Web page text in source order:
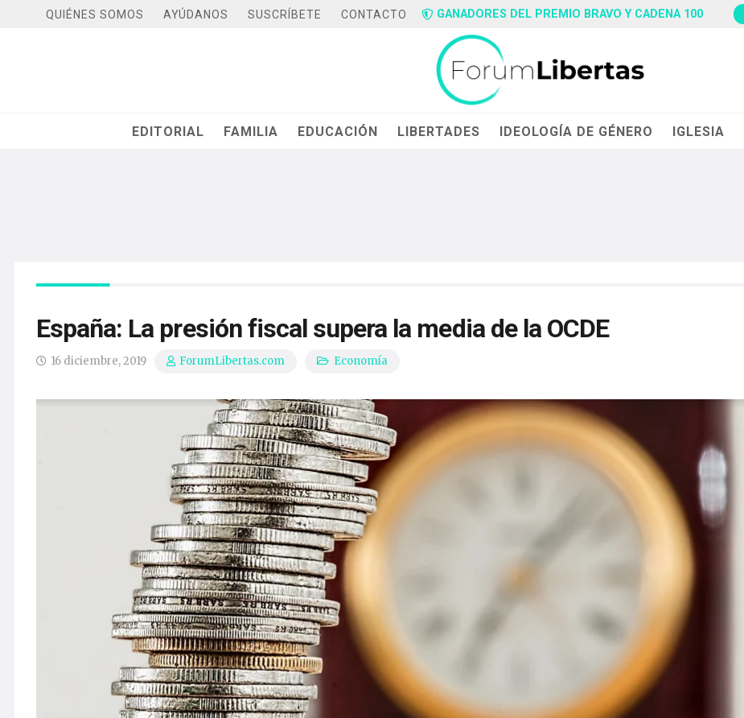
QUIÉNES SOMOS AYÚDANOS SUSCRÍBETE CONTACTO GANADORES DEL PREMIO BRAVO Y CADENA 100
EDITORIAL FAMILIA EDUCACIÓN LIBERTADES IDEOLOGÍA DE GÉNERO IGLESIA
España: La presión fiscal supera la media de la OCDE
16 diciembre, 2019 ForumLibertas.com Economía